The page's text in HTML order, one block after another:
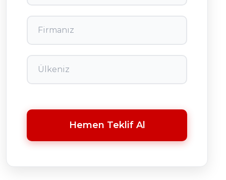
Hemen Teklif Al